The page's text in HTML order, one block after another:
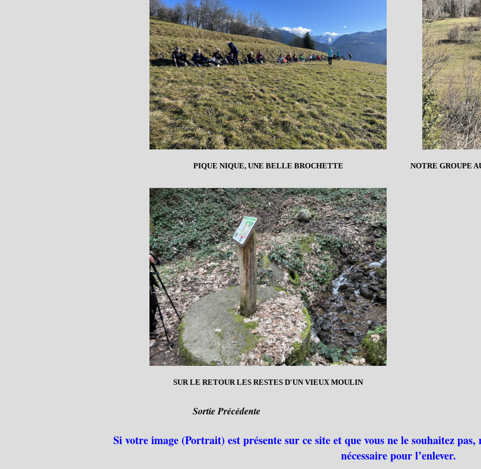
PIQUE NIQUE, UNE BELLE BROCHETTE
NOTRE GROUPE
SUR LE RETOUR LES RESTES D'UN VIEUX MOULIN
Sortie Précédente
Si votre image (Portrait) est présente sur ce site et que vous ne le souhaitez
nécessaire pour l’enlever.